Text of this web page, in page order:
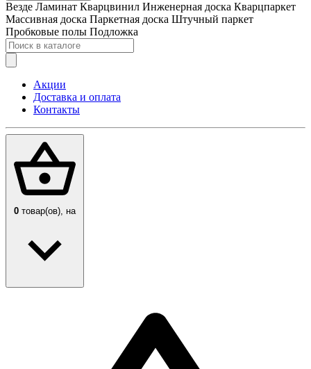
Везде Ламинат Кварцвинил Инженерная доска Кварцпаркет
Массивная доска Паркетная доска Штучный паркет
Пробковые полы Подложка
Акции
Доставка и оплата
Контакты
0 товар(ов), на